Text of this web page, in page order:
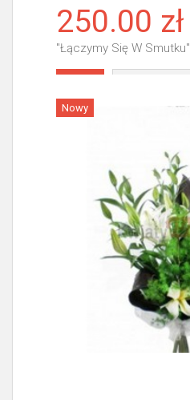
250.00 zł
"Łączymy Się W Smutku"
Nowy